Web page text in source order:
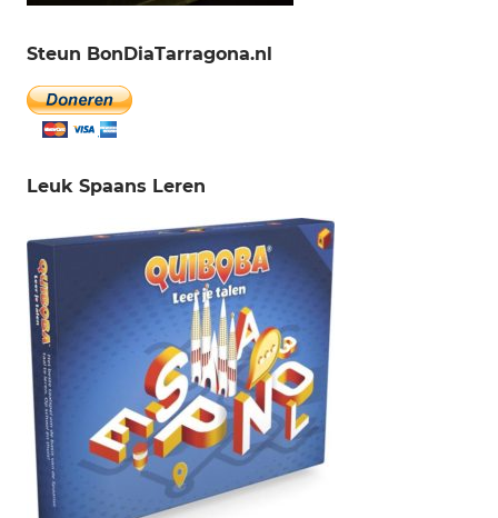
Steun BonDiaTarragona.nl
Leuk Spaans Leren